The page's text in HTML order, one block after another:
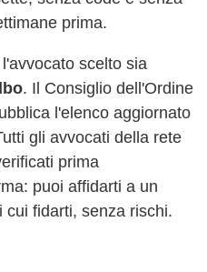
prima.
scelto sia
. Il Consiglio dell'Ordine
l'elenco aggiornato
gli avvocati della rete
prima
puoi affidarti a un
cui fidarti, senza rischi.